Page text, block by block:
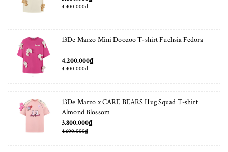
4.400.000₫
13De Marzo Mini Doozoo T-shirt Fuchsia Fedora
4.200.000₫
4.400.000₫
13De Marzo x CARE BEARS Hug Squad T-shirt
Almond Blossom
3.800.000₫
4.600.000₫